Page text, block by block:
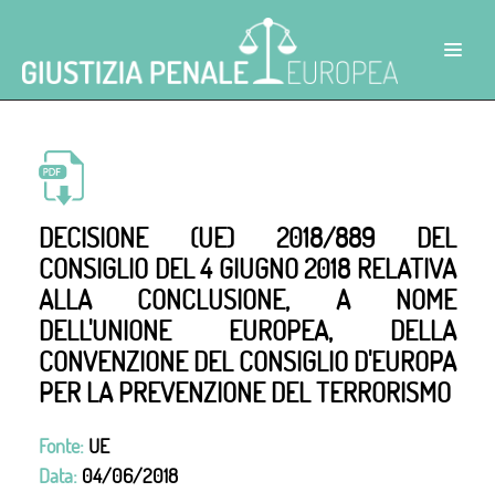
DECISIONE (UE) 2018/889 DEL
CONSIGLIO DEL 4 GIUGNO 2018 RELATIVA
ALLA CONCLUSIONE, A NOME
DELL'UNIONE EUROPEA, DELLA
CONVENZIONE DEL CONSIGLIO D'EUROPA
PER LA PREVENZIONE DEL TERRORISMO
Fonte: UE
Data: 04/06/2018